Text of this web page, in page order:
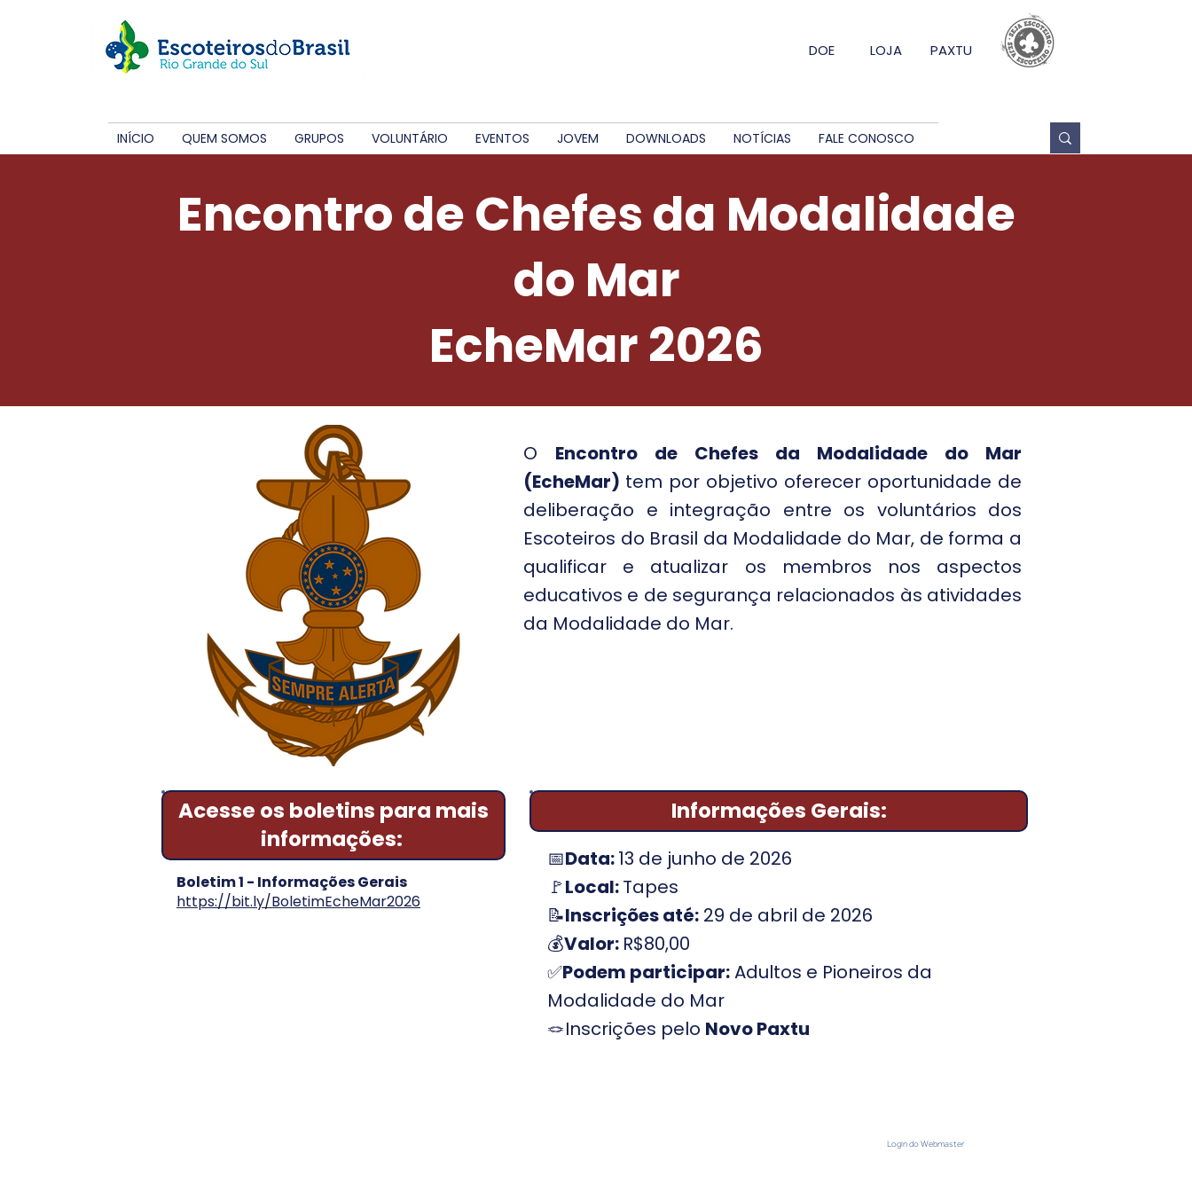
DOE LOJA PAXTU
INÍCIO QUEM SOMOS GRUPOS VOLUNTÁRIO EVENTOS JOVEM DOWNLOADS NOTÍCIAS FALE CONOSCO
Encontro de Chefes da Modalidade
do Mar
EcheMar 2026
O Encontro de Chefes da Modalidade do Mar
(EcheMar) tem por objetivo oferecer oportunidade de
deliberação e integração entre os voluntários dos
Escoteiros do Brasil da Modalidade do Mar, de forma a
qualificar e atualizar os membros nos aspectos
educativos e de segurança relacionados às atividades
da Modalidade do Mar.
Acesse os boletins para mais
informações:
Boletim 1 - Informações Gerais
https://bit.ly/BoletimEcheMar2026
Informações Gerais:
📅Data:13 de junho de 2026
🚩Local:Tapes
📝Inscrições até: 29 de abril de 2026
💰Valor: R$80,00
✅Podem participar:Adultos e Pioneiros da
Modalidade do Mar
🪢Inscrições pelo Novo Paxtu
Login do Webmaster